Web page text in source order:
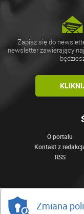
Zapisz się do
newsletter zawierający
O portalu
Kontakt z
RSS
Zmiana